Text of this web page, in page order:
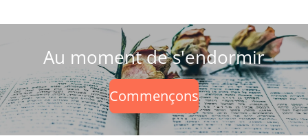
Au moment de s'endormir
Commençons